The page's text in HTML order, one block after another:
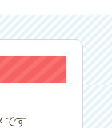
です